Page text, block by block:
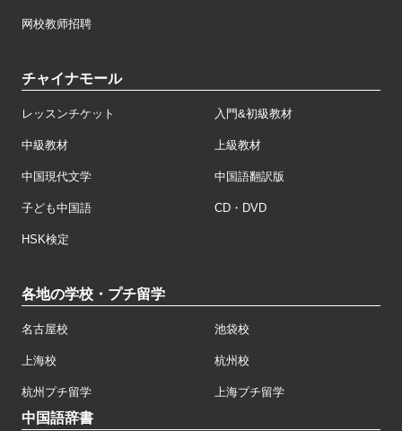
网校教师招聘
チャイナモール
レッスンチケット 入門&初級教材
中級教材 上級教材
中国現代文学 中国語翻訳版
子ども中国語 CD・DVD
HSK検定
各地の学校・プチ留学
名古屋校 池袋校
上海校 杭州校
杭州プチ留学 上海プチ留学
中国語辞書